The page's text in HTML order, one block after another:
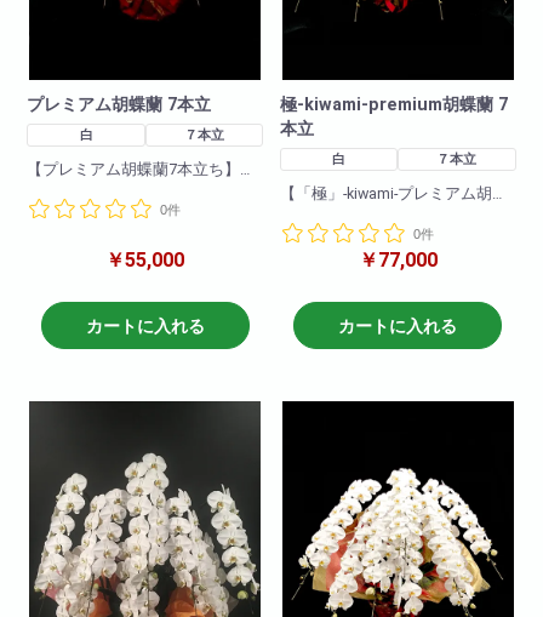
プレミアム胡蝶蘭 7本立
白 ７本立
【プレミアム胡蝶蘭7本立ち】
う」という気持ちとこれからの
高級の胡蝶蘭を届けましょう。
身内のお祝いなど、大切な方の
お祝いの品としてもご利用いた
だけます。
0件
￥55,000
カートに入れる
極-kiwami-premium胡蝶蘭 7
本立
白 ７本立
【「極」-kiwami-プレミアム胡蝶
とても縁起がいい7本立の胡蝶蘭
極シリーズは7本立の中でも特に
厳選した胡蝶蘭を選び抜き
大きさや品質などどれをとって
0件
￥77,000
カートに入れる